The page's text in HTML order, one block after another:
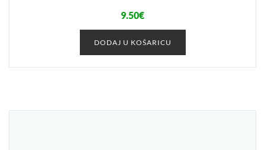
9.50€
DODAJ U KOŠARICU